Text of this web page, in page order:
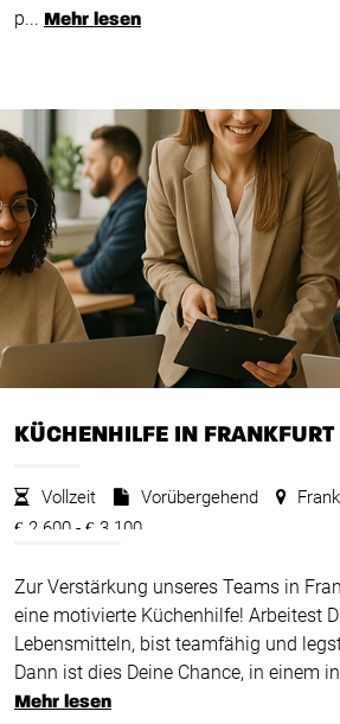
p... Mehr lesen
KÜCHENHILFE IN
Vollzeit Vorübergehend
€ 2.600 - € 3.100
Zur Verstärkung unseres Teams in
eine motivierte Küchenhilfe! Arbeitest
Lebensmitteln, bist teamfähig und
Dann ist dies Deine Chance, in einem
Mehr lesen